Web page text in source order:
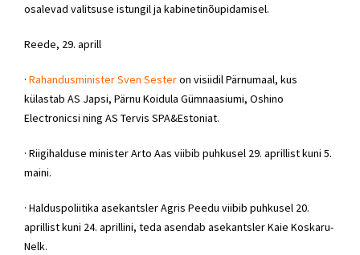
osalevad valitsuse istungil ja kabinetinõupidamisel.
Reede, 29. aprill
· Rahandusminister Sven Sesteron visiidil Pärnumaal, kus
külastab AS Japsi, Pärnu Koidula Gümnaasiumi, Oshino
Electronicsi ning AS Tervis SPA&Estoniat.
· Riigihalduse minister Arto Aas viibib puhkusel 29. aprillist kuni 5.
maini.
· Halduspoliitika asekantsler Agris Peedu viibib puhkusel 20.
aprillist kuni 24. aprillini, teda asendab asekantsler Kaie Koskaru-
Nelk.